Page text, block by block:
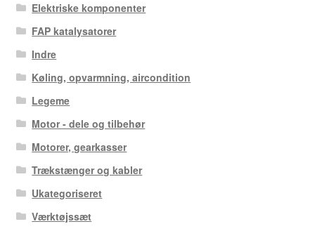
Elektriske komponenter
FAP katalysatorer
Indre
Køling, opvarmning, aircondition
Legeme
Motor - dele og tilbehør
Motorer, gearkasser
Trækstænger og kabler
Ukategoriseret
Værktøjssæt